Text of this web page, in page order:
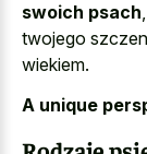
swoich psach
twojego
wiekiem.
A unique